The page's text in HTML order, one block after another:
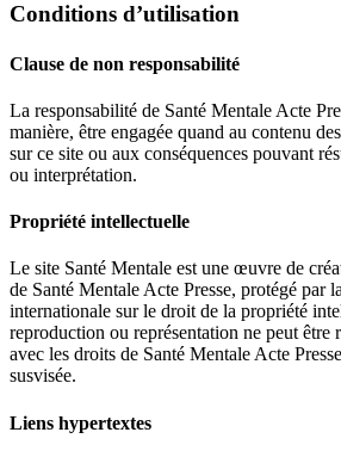
Conditions d’utilisation
Clause de non responsabilité
La responsabilité de Santé Mentale Acte
manière, être engagée quand au contenu
sur ce site ou aux conséquences pouvant
ou interprétation.
Propriété intellectuelle
Le site Santé Mentale est une œuvre de
de Santé Mentale Acte Presse, protégé par
internationale sur le droit de la propriété
reproduction ou représentation ne peut être
avec les droits de Santé Mentale Acte
susvisée.
Liens hypertextes